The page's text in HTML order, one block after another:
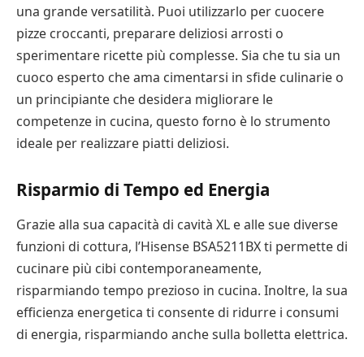
una grande versatilità. Puoi utilizzarlo per cuocere
pizze croccanti, preparare deliziosi arrosti o
sperimentare ricette più complesse. Sia che tu sia un
cuoco esperto che ama cimentarsi in sfide culinarie o
un principiante che desidera migliorare le
competenze in cucina, questo forno è lo strumento
ideale per realizzare piatti deliziosi.
Risparmio di Tempo ed Energia
Grazie alla sua capacità di cavità XL e alle sue diverse
funzioni di cottura, l’Hisense BSA5211BX ti permette di
cucinare più cibi contemporaneamente,
risparmiando tempo prezioso in cucina. Inoltre, la sua
efficienza energetica ti consente di ridurre i consumi
di energia, risparmiando anche sulla bolletta elettrica.